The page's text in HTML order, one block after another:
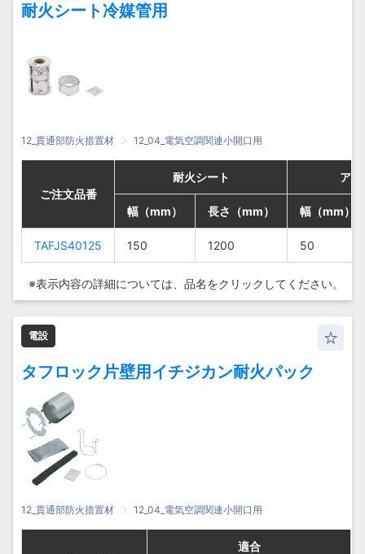
耐火シート冷媒管用
12_貫通部防火措置材 12_04_電気空調関連小開口用
ご注文品番
耐火シート ア
幅（mm） 長さ（mm） 幅（mm）
TAFJS40125 150 1200 50
ご注文品番
耐火シート ア
幅（mm） 長さ（mm） 幅（mm）
TAFJS40125 150 1200 50
ご注文品番
耐火シート ア
幅（mm） 長さ（mm） 幅（mm）
TAFJS40125 150 1200 50
ご注文品番
耐火シート ア
幅（mm） 長さ（mm） 幅（mm）
TAFJS40125 150 1200 50
※表示内容の詳細については、 品名をクリックしてください。
電設
タフロック片壁用イチジカン耐火パック
12_貫通部防火措置材 12_04_電気空調関連小開口用
適合
適合